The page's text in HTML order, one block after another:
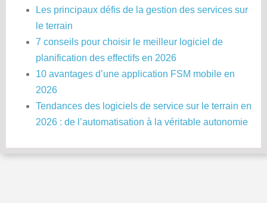
Les principaux défis de la gestion des services sur
le terrain
7 conseils pour choisir le meilleur logiciel de
planification des effectifs en 2026
10 avantages d’une application FSM mobile en
2026
Tendances des logiciels de service sur le terrain en
2026 : de l’automatisation à la véritable autonomie